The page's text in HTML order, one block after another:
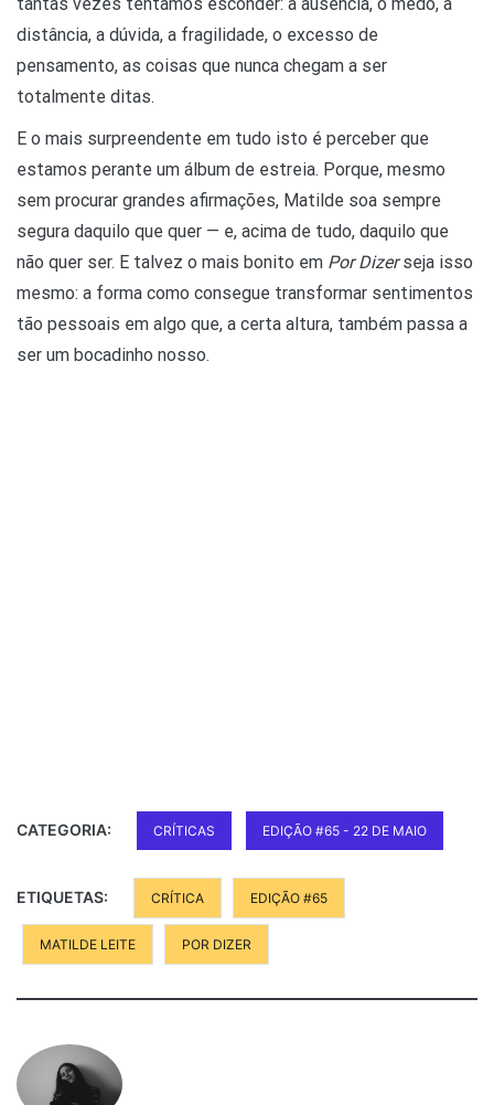
distância, a dúvida, a fragilidade, o excesso de
pensamento, as coisas que nunca chegam a ser
totalmente ditas.
E o mais surpreendente em tudo isto é perceber que
estamos perante um álbum de estreia. Porque, mesmo
sem procurar grandes afirmações, Matilde soa sempre
segura daquilo que quer — e, acima de tudo, daquilo que
não quer ser. E talvez o mais bonito em Por Dizerseja isso
mesmo: a forma como consegue transformar sentimentos
tão pessoais em algo que, a certa altura, também passa a
ser um bocadinho nosso.
CATEGORIA: CRÍTICAS EDIÇÃO #65 - 22 DE MAIO
ETIQUETAS: CRÍTICA EDIÇÃO #65
MATILDE LEITE POR DIZER